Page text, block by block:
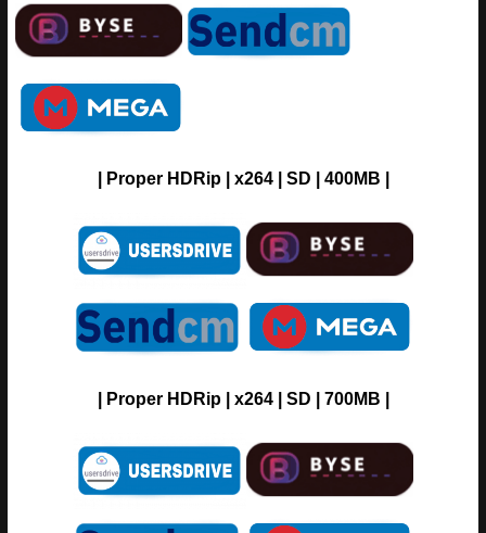
| Proper HDRip | x264 | SD | 400MB |
| Proper HDRip | x264 | SD | 700MB |